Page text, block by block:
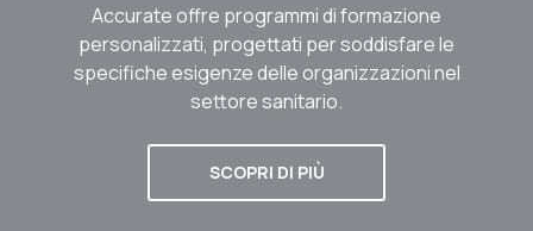
Accurate offre programmi di formazione
personalizzati, progettati per soddisfare le
specifiche esigenze delle organizzazioni nel
settore sanitario.
SCOPRI DI PIÙ